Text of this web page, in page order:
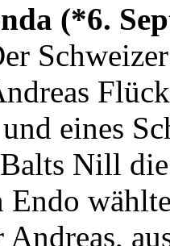
(*6.
eines
Nill
Endo